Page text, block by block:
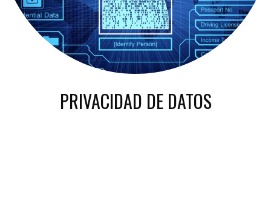
PRIVACIDAD DE DATOS